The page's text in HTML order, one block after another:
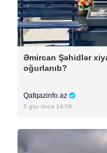
Əmircan Şəhidlər
oğurlanıb?
Qafqazinfo.az
2 gün öncə 14:59